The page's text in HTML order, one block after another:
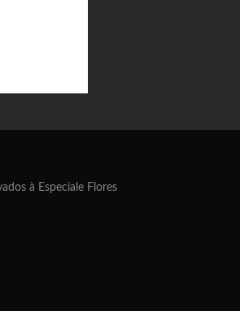
à Especiale Flores